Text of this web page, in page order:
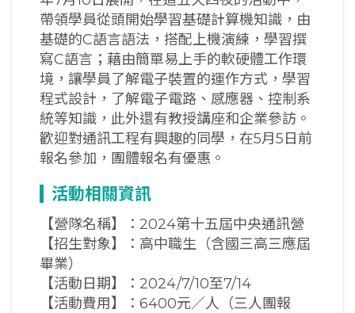
帶領學員從頭開始學習基礎計算機知識，由
基礎的C語言語法，搭配上機演練，學習撰
寫C語言；藉由簡單易上手的軟硬體工作環
境，讓學員了解電子裝置的運作方式，學習
程式設計，了解電子電路、感應器、控制系
統等知識，此外還有教授講座和企業參訪。
歡迎對通訊工程有興趣的同學，在5月5日前
報名參加，團體報名有優惠。
活動相關資訊
【營隊名稱】：2024第十五屆中央通訊營
【招生對象】：高中職生（含國三高三應屆
畢業）
【活動日期】：2024/7/10至7/14
【活動費用】：6400元／人（三人團報